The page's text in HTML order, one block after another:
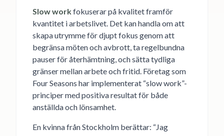
Slow workfokuserar på kvalitet framför
kvantitet i arbetslivet. Det kan handla om att
skapa utrymme för djupt fokus genom att
begränsa möten och avbrott, ta regelbundna
pauser för återhämtning, och sätta tydliga
gränser mellan arbete och fritid. Företag som
Four Seasons har implementerat “slow work”-
principer med positiva resultat för både
anställda och lönsamhet.
En kvinna från Stockholm berättar: “Jag